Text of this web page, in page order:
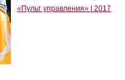
«Пульт управления» | 2017